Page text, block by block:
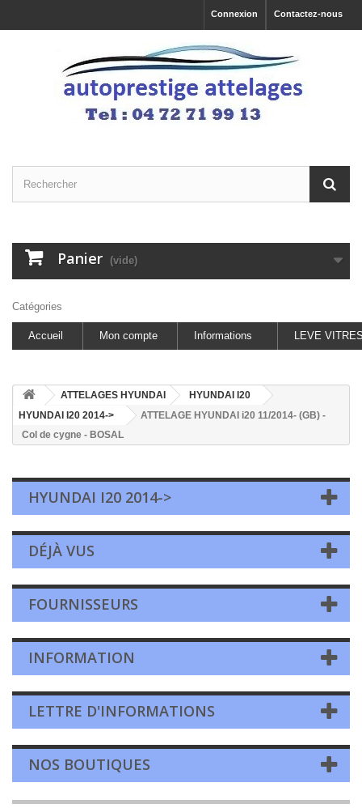
Contactez-nous
Connexion
Panier (vide)
Catégories
Accueil Mon compte Informations LEVE
ATTELAGES HYUNDAI
HYUNDAI I20
HYUNDAI I20 2014->
ATTELAGE HYUNDAI i20 11/2014- (GB) -
Col de cygne - BOSAL
HYUNDAI I20 2014->
DÉJÀ VUS
FOURNISSEURS
INFORMATION
LETTRE D'INFORMATIONS
NOS BOUTIQUES